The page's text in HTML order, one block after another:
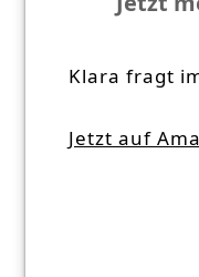
Klara fragt
Jetzt auf